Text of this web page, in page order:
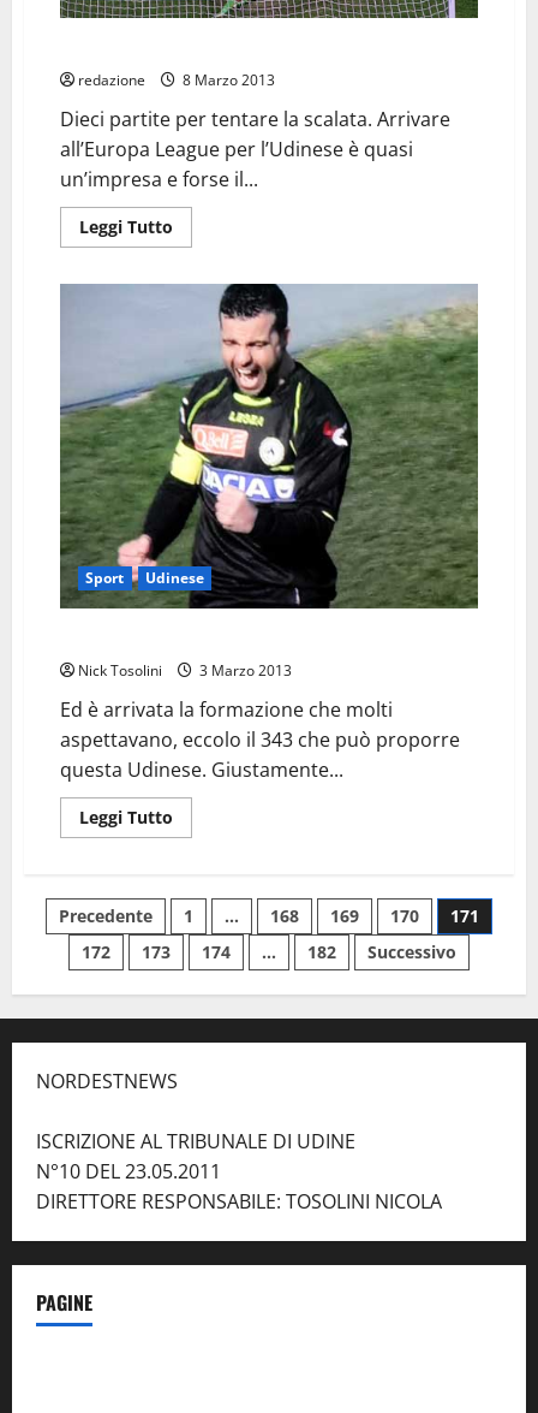
redazione 8 Marzo 2013
Dieci partite per tentare la scalata. Arrivare
all’Europa League per l’Udinese è quasi
un’impresa e forse il...
Leggi Tutto
di
Udinese…
vedere
di
che
pasta
sei
Sport Udinese
Nick Tosolini 3 Marzo 2013
Ed è arrivata la formazione che molti
aspettavano, eccolo il 343 che può proporre
questa Udinese. Giustamente...
Leggi Tutto
di
Udinese
ecco
il
ed
150
gol
Paginazione
degli
articoli
Precedente 1 … 168 169 170
171
172
173 174 … 182 Successivo
NORDESTNEWS
ISCRIZIONE AL TRIBUNALE DI UDINE
N°10 DEL 23.05.2011
DIRETTORE RESPONSABILE: TOSOLINI NICOLA
PAGINE